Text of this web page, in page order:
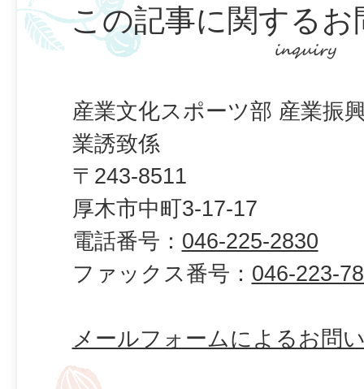
この記事に関するお
産業文化スポーツ部 産業振
業誘致係
〒243-8511
厚木市中町3-17-17
電話番号： 046-225-2830
ファックス番号： 046-223-
メールフォームによるお問